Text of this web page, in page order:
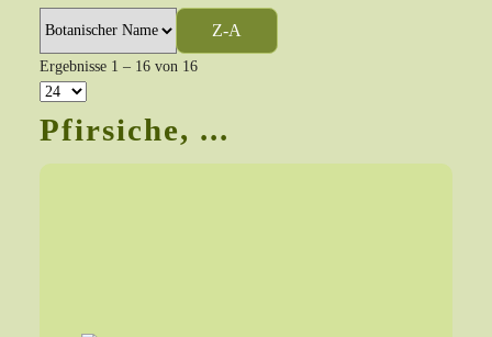
Z-A
Ergebnisse 1 – 16 von 16
Pfirsiche, ...